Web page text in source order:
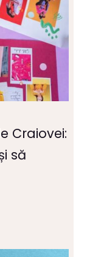
Craiovei:
să